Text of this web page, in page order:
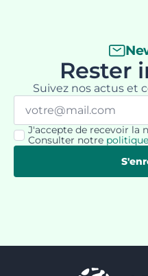
Rester
Suivez nos actus et
Email
RGPD
*
J'accepte de recevoir la
Consulter notre